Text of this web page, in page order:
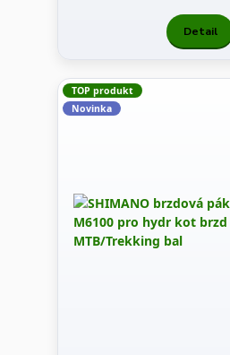
Detail
TOP produkt
Novinka